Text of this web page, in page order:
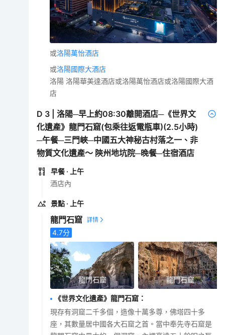
或洛陽萬怡酒店
或洛陽國際大酒店
洛陽 洛陽華美達酒店或洛陽萬怡酒店或洛陽國際大酒
店
D 3 |洛陽─早上約08:30離開酒店─《世界文
化遺產》龍門石窟(包乘往返電瓶車)(2.5小時)
─午餐─三門峽─中國五大神秘古村落之一、非
物質文化遺產～ 陝州地坑院─晚餐─住宿酒店
早餐 · 上午
酒店內
景點 · 上午
龍門石窟
4.7分
龍門石窟 龍門石窟
《世界文化遺產》龍門石窟 ：
現存有洞窟二千多個，造像十萬多尊，佛塔四十多
座，其數量居中國各大石窟之首。當中奉先寺石窟是